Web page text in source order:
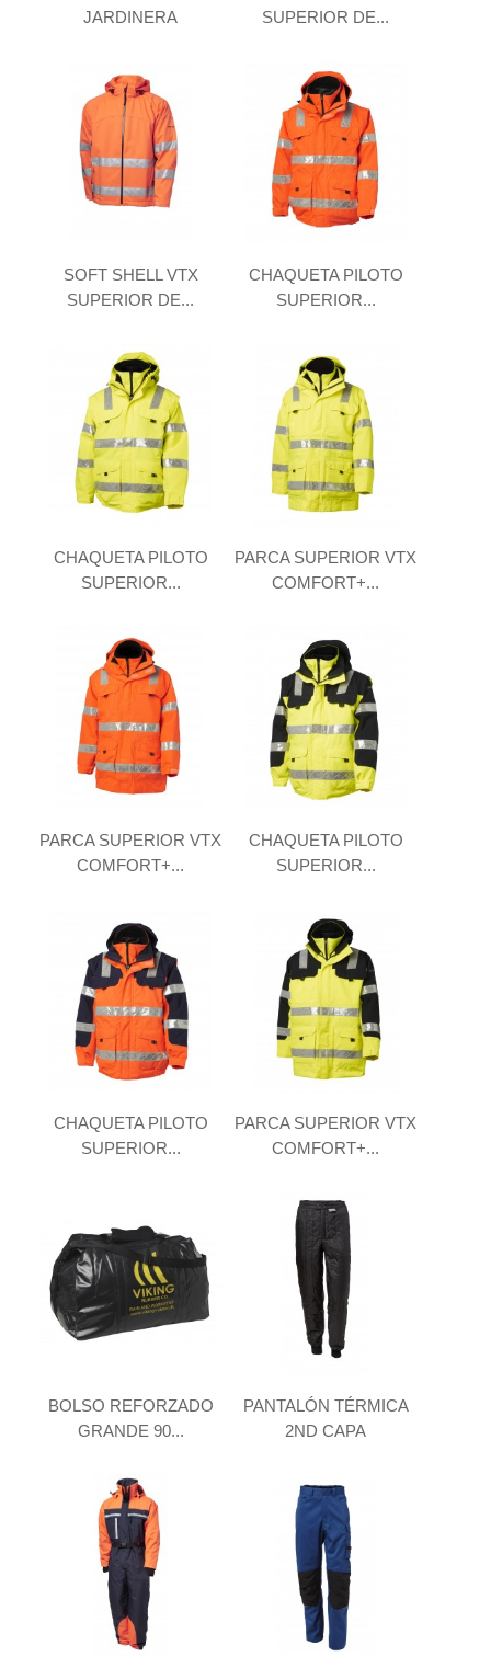
JARDINERA
SUPERIOR DE...
SOFT SHELL VTX
SUPERIOR DE...
CHAQUETA PILOTO
SUPERIOR...
CHAQUETA PILOTO
SUPERIOR...
PARCA SUPERIOR VTX
COMFORT+...
PARCA SUPERIOR VTX
COMFORT+...
CHAQUETA PILOTO
SUPERIOR...
CHAQUETA PILOTO
SUPERIOR...
PARCA SUPERIOR VTX
COMFORT+...
BOLSO REFORZADO
GRANDE 90...
PANTALÓN TÉRMICA
2ND CAPA